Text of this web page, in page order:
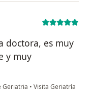
doctora, es muy
y muy
Geriatria • Visita Geriatría